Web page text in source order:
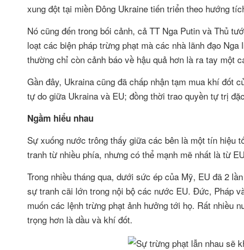
xung đột tại miền Đông Ukraine tiến triển theo hướng
Nó cũng đến trong bối cảnh, cả TT Nga Putin và Thủ
loạt các biện pháp trừng phạt mà các nhà lãnh đạo
thường chỉ còn cảnh báo về hậu quả hơn là ra tay một
Gần đây, Ukraina cũng đã chấp nhận tạm mua khí đốt
tự do giữa Ukraina và EU; đồng thời trao quyền tự trị
Ngầm hiểu nhau
Sự xuống nước trông thấy giữa các bên là một tín hiệu
tranh từ nhiều phía, nhưng có thể mạnh mẽ nhất là từ
Trong nhiều tháng qua, dưới sức ép của Mỹ, EU đã 2
sự tranh cãi lớn trong nội bộ các nước EU. Đức, Pháp
muốn các lệnh trừng phạt ảnh hưởng tới họ. Rất nhiều
trọng hơn là dầu và khí đốt.